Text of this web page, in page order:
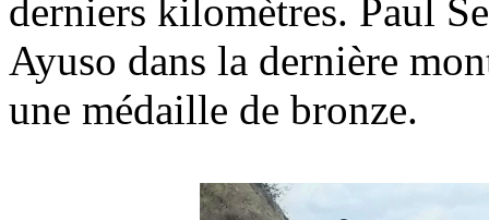
derniers kilomètres. Paul
Ayuso dans la dernière
une médaille de bronze.